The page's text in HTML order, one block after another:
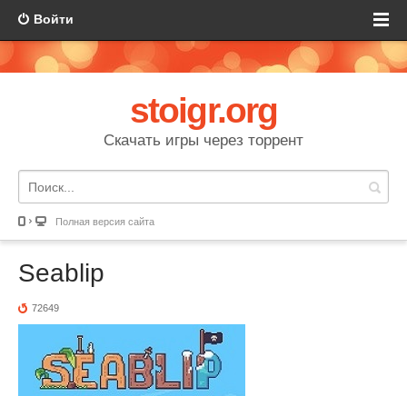
Войти
stoigr.org
Скачать игры через торрент
Полная версия сайта
Seablip
72649